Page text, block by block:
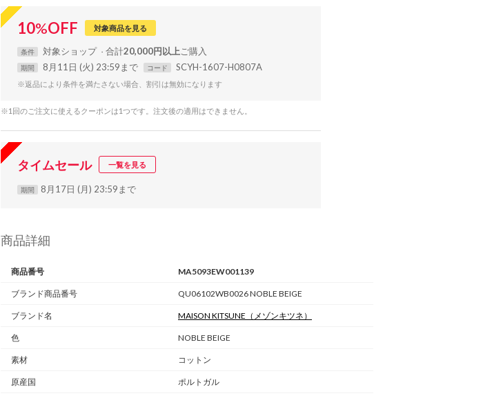
10%OFF 対象商品を見る
条件 対象ショップ 合計20,000円以上
期間 8月11日 (火) 23:59まで コード SCYH-1607-H0807A
※返品により条件を満たさない場合、割引は無効になります
※1回のご注文に使えるクーポンは1つです。注文後の適用はできません。
タイムセール 一覧を見る
期間 8月17日 (月) 23:59まで
商品詳細
商品番号 MA5093EW001139
ブランド商品番号 QU06102WB0026 NOBLE BEIGE
ブランド名 MAISON KITSUNE （メゾンキツネ）
色 NOBLE BEIGE
素材 コットン
原産国 ポルトガル